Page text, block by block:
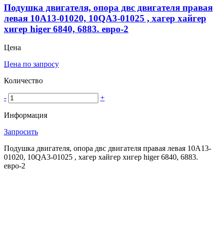
Подушка двигателя, опора двс двигателя правая
левая 10A13-01020, 10QA3-01025 , хагер хайгер
хигер higer 6840, 6883. евро-2
Цена
Цена по запросу
Количество
- +
Информация
Запросить
Подушка двигателя, опора двс двигателя правая левая 10A13-
01020, 10QA3-01025 , хагер хайгер хигер higer 6840, 6883.
евро-2